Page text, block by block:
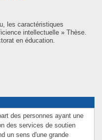
les caractéristiques
intellectuelle » Thèse.
en éducation.
des personnes ayant une
des services de soutien
un sens d'une grande